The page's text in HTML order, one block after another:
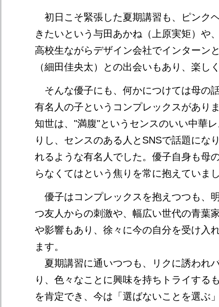
初日こそ緊張した夏期講習も、ピンク
きたいという与田あかね（上原実矩）や
高校生ながらデザイン会社でインターン
（細田佳央太）との出会いもあり、楽し
そんな優子にも、何かにつけては母の
有名人の子というコンプレックスがあり
知世は、"満腹"というセンスのいい中華
りし、センスのある人とSNSで話題にな
れるような有名人でした。優子自身も母
らなくてはという焦りを常に抱えていま
優子はコンプレックスを抱えつつも、
つ友人からの刺激や、幅広い世代の青葉
や影響もあり、徐々に今の自分を受け入
ます。
夏期講習に通いつつも、リクに誘われ
り、色々なことに興味を持ちトライする
を肯定でき、今は「選ばないことを選ぶ